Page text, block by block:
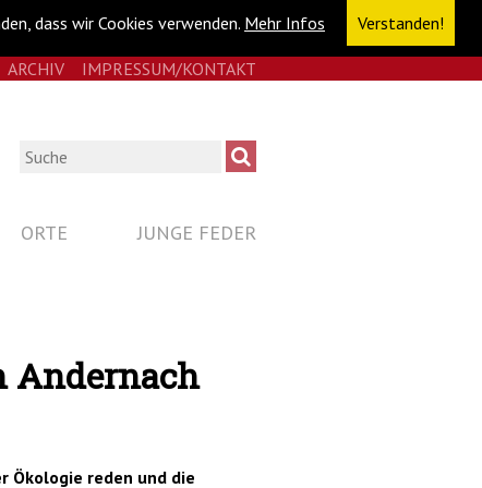
dass wir Cookies verwenden. Mehr Infos Verstanden!
ARCHIV IMPRESSUM/KONTAKT
Suche
ORTE JUNGE FEDER
Andernach
Ökologie reden und die